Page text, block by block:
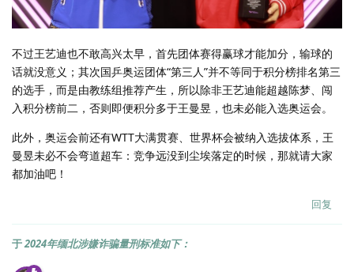
不过王艺迪也不敢高兴太早，首先团体赛得赢球才能加分，输球的
话就没意义；其次国乒奥运团体“第三人”并不等同于积分榜排名第三
的选手，而是由教练组推荐产生，所以除非王艺迪能超越陈梦、闯
入积分榜前二，否则即便积分多于王曼昱，也未必能入选奥运会。
此外，奥运会前还有WTT大满贯赛、世界杯会被纳入选拔体系，王
曼昱未必不会弯道超车：竞争远没到尘埃落定的时候，那就请大家
都加油吧！
回复
于2024年缅北涉嫌诈骗量刑标准如下：